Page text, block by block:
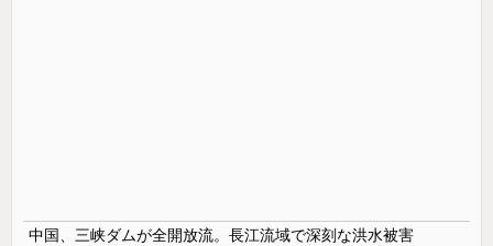
中国、三峡ダムが全開放流。長江流域で深刻な洪水被害